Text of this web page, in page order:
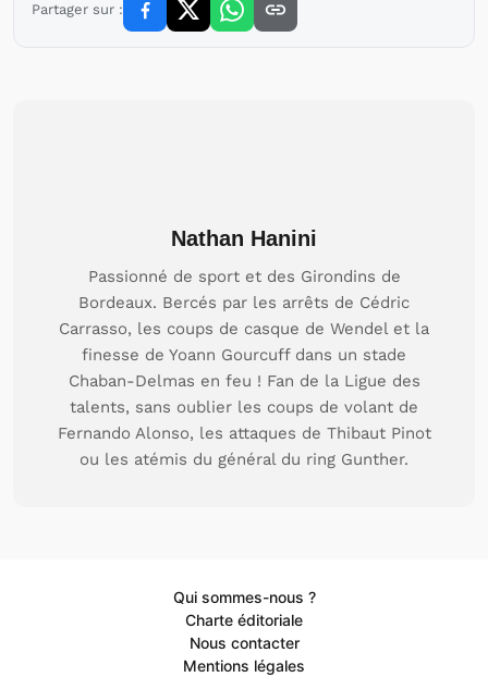
Partager sur :
Nathan Hanini
Passionné de sport et des Girondins de
Bordeaux. Bercés par les arrêts de Cédric
Carrasso, les coups de casque de Wendel et la
finesse de Yoann Gourcuff dans un stade
Chaban-Delmas en feu ! Fan de la Ligue des
talents, sans oublier les coups de volant de
Fernando Alonso, les attaques de Thibaut Pinot
ou les atémis du général du ring Gunther.
Qui sommes-nous ?
Charte éditoriale
Nous contacter
Mentions légales